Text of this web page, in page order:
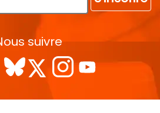
suivre